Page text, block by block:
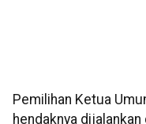
Pemilihan Ketua
hendaknya